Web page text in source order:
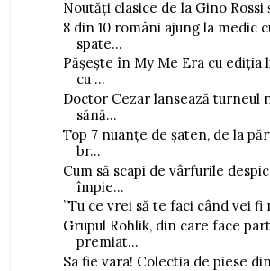
Noutăți clasice de la Gino Rossi
8 din 10 români ajung la medic
spate...
Pășește în My Me Era cu ediția
cu ...
Doctor Cezar lansează turneul
sănă...
Top 7 nuanțe de șaten, de la
br...
Cum să scapi de vârfurile
împie...
”Tu ce vrei să te faci când vei fi
Grupul Rohlik, din care face
premiat...
Sa fie vara! Colectia de piese